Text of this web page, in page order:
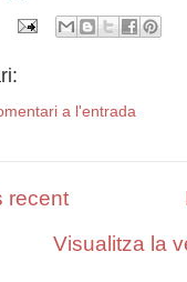
a l'entrada
recent
Visualitza la